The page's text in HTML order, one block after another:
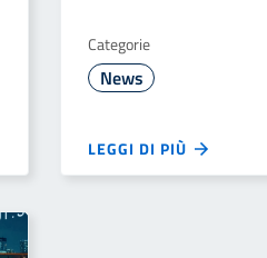
Categorie
News
LEGGI DI PIÙ